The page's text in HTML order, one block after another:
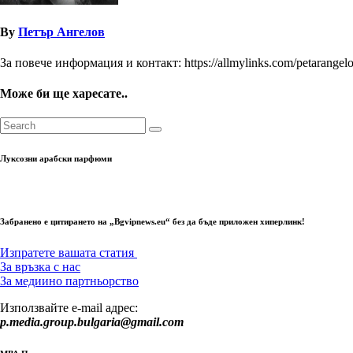
By Петър Ангелов
За повече информация и контакт: https://allmylinks.com/
Може би ще харесате..
Луксозни арабски парфюми
Забранено е цитирането на „Bgvipnews.eu“ без да бъде приложен хиперлинк!
Изпратете вашата статия
За връзка с нас
За медиино партньорство
Използвайте e-mail адрес:
p.media.group.bulgaria@gmail.com